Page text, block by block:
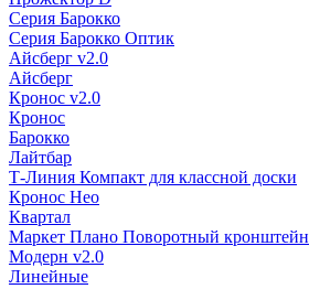
Серия Барокко
Серия Барокко Оптик
Айсберг v2.0
Айсберг
Кронос v2.0
Кронос
Барокко
Лайтбар
Т-Линия Компакт для классной доски
Кронос Нео
Квартал
Маркет Плано Поворотный кронштейн
Модерн v2.0
Линейные